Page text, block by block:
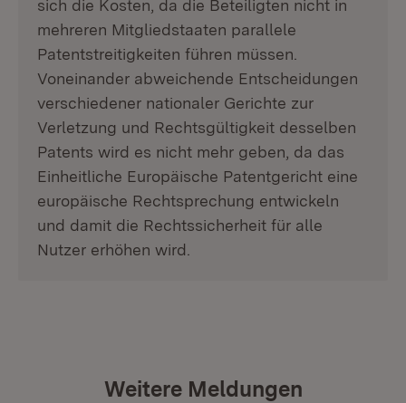
sich die Kosten, da die Beteiligten nicht in
mehreren Mitgliedstaaten parallele
Patentstreitigkeiten führen müssen.
Voneinander abweichende Entscheidungen
verschiedener nationaler Gerichte zur
Verletzung und Rechtsgültigkeit desselben
Patents wird es nicht mehr geben, da das
Einheitliche Europäische Patentgericht eine
europäische Rechtsprechung entwickeln
und damit die Rechtssicherheit für alle
Nutzer erhöhen wird.
Weitere Meldungen